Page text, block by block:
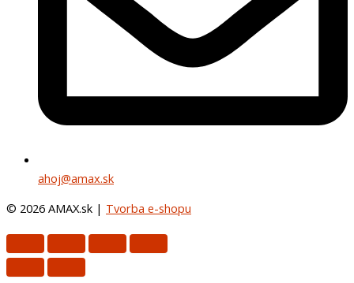
ahoj@amax.sk
© 2026 AMAX.sk | Tvorba e-shopu